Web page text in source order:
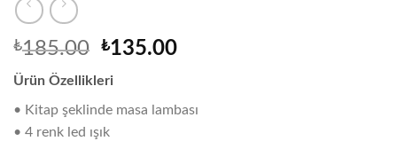
₺185.00 Orijinal
₺185.00.
₺135.00Şu
₺135.00.
Ürün Özellikleri
• Kitap şeklinde masa lambası
• 4 renk led ışık